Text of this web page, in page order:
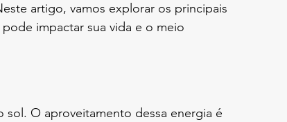
artigo, vamos explorar os principais
impactar sua vida e o meio
O aproveitamento dessa energia é